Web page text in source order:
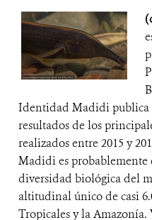
Identidad Madidi publica
resultados de los
realizados entre 2015 y
Madidi es probablemente
diversidad biológica del
altitudinal único de casi
Tropicales y la Amazonía.